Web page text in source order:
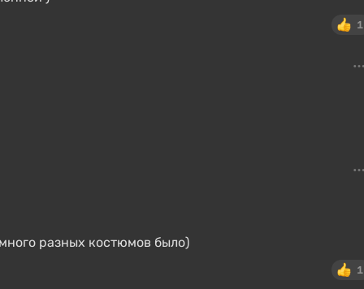
1
разных костюмов было)
1